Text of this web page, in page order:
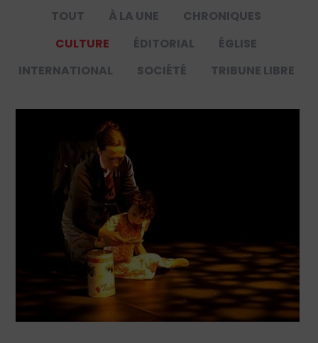
TOUT À LA UNE
CHRONIQUES
CULTURE
ÉDITORIAL
ÉGLISE
INTERNATIONAL
SOCIÉTÉ TRIBUNE LIBRE